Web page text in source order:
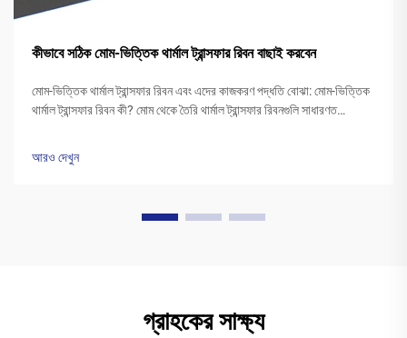
কীভাবে সঠিক মোম-ভিত্তিক থার্মাল ট্রান্সফার রিবন বাছাই করবেন
মোম-ভিত্তিক থার্মাল ট্রান্সফার রিবন এবং এদের কাজকরণ পদ্ধতি বোঝা: মোম-ভিত্তিক
থার্মাল ট্রান্সফার রিবন কী? মোম থেকে তৈরি থার্মাল ট্রান্সফার রিবনগুলি সাধারণত
আরও দেখুন
গ্রাহকের সাক্ষ্য